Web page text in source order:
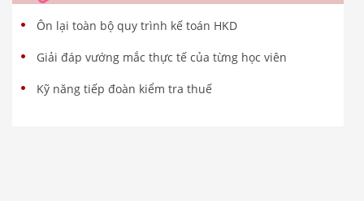
Ôn lại toàn bộ quy trình kế toán HKD
Giải đáp vướng mắc thực tế của từng học viên
Kỹ năng tiếp đoàn kiểm tra thuế